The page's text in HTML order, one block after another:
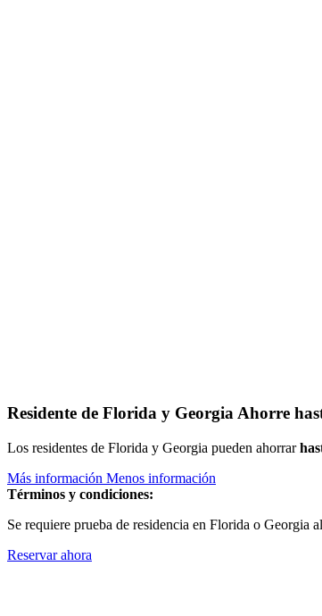
Residente de Florida y Georgia Ahorre
Los residentes de Florida y Georgia pueden ahorrar
Más información Menos información
Términos y condiciones:
Se requiere prueba de residencia en Florida o Georgia
Reservar ahora